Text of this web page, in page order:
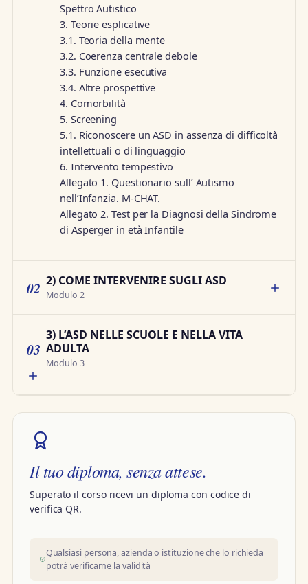
Spettro Autistico
3. Teorie esplicative
3.1. Teoria della mente
3.2. Coerenza centrale debole
3.3. Funzione esecutiva
3.4. Altre prospettive
4. Comorbilità
5. Screening
5.1. Riconoscere un ASD in assenza di difficoltà
intellettuali o di linguaggio
6. Intervento tempestivo
Allegato 1. Questionario sull’ Autismo
nell’Infanzia. M-CHAT.
Allegato 2. Test per la Diagnosi della Sindrome
di Asperger in età Infantile
02 2) COME INTERVENIRE SUGLI ASD
Modulo 2
03
3) L’ASD NELLE SCUOLE E NELLA VITA
ADULTA
Modulo 3
Il tuo diploma, senza attese.
Superato il corso ricevi un diploma con codice di
verifica QR.
Qualsiasi persona, azienda o istituzione che lo richieda
potrà verificarne la validità